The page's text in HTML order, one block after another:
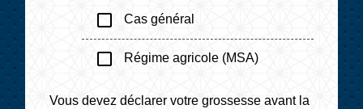
check_box_outline_blank Cas général
check_box_outline_blank Régime agricole (MSA)
Vous devez déclarer votre grossesse avant la